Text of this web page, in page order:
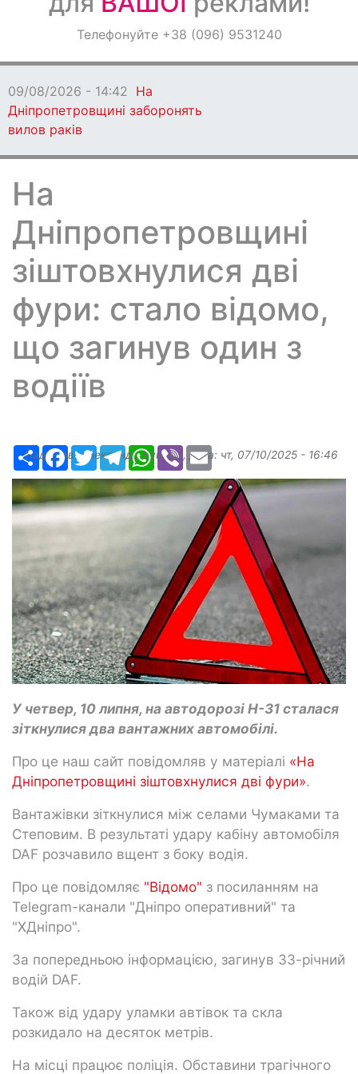
ОголошенняТелефонуйте +38 (096) 9531240
09/08/2026 - 14:42 На
Дніпропетровщині заборонять
вилов раків
На
Дніпропетровщині
зіштовхнулися дві
фури: стало відомо,
що загинув один з
водіїв
РесурсFacebook
TwitterTelegramWhatsApp
ViberEmail
Надіслав:Александр Бугаев , дата: чт, 07/10/2025 - 16:46
У четвер, 10 липня, на автодорозі H-31 сталася
зіткнулися два вантажних автомобілі.
Про це наш сайт повідомляв у матеріалі «На
Дніпропетровщині зіштовхнулися дві фури».
Вантажівки зіткнулися між селами Чумаками та
Степовим. В результаті удару кабіну автомобіля
DAF розчавило вщент з боку водія.
Про це повідомляє "Відомо" з посиланням на
Telegram-канали "Дніпро оперативний" та
"ХДніпро".
За попередньою інформацією, загинув 33-річний
водій DAF.
Також від удару уламки автівок та скла
розкидало на десяток метрів.
На місці працює поліція. Обставини трагічного